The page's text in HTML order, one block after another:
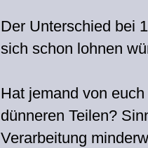
Der Unterschied bei
sich schon lohnen
Hat jemand von
dünneren Teilen?
Verarbeitung